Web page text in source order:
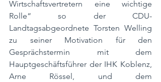
Wirtschaftsvertretern eine wichtige
Rolle“ so der CDU-
Landtagsabgeordnete Torsten Welling
zu seiner Motivation für den
Gesprächstermin mit dem
Hauptgeschäftsführer der IHK Koblenz,
Arne Rössel, und dem